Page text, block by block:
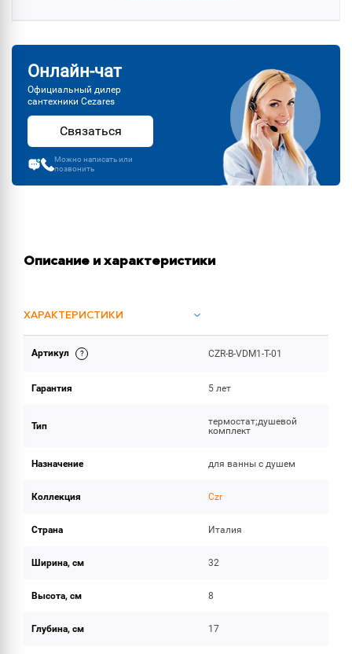
Онлайн-чат
Официальный дилер
сантехники Cezares
Связаться
Можно написать или
позвонить
Описание и характеристики
ХАРАКТЕРИСТИКИ
ОБЪЕМ ПОСТАВКИ
Артикул CZR-B-VDM1-T-01
Гарантия 5 лет
Тип
термостат;душевой
комплект
Назначение для ванны с душем
Коллекция Czr
Страна Италия
Ширина, см 32
Высота, см 8
Глубина, см 17